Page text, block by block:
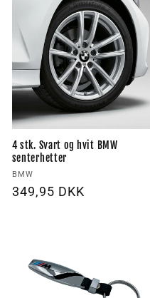
4 stk. Svart og hvit BMW
senterhetter
Forhandler:
BMW
Vanlig
349,95 DKK